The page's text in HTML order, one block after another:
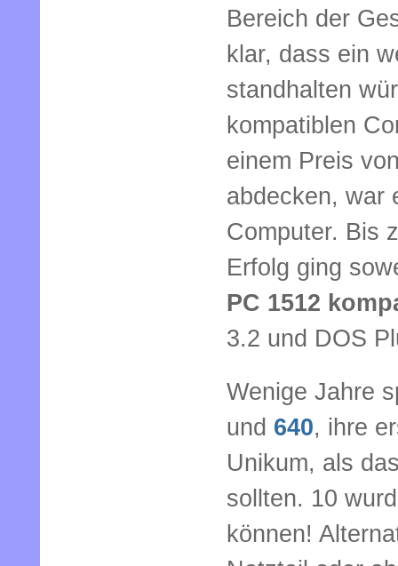
Bereich der
klar, dass ein
standhalten
kompatiblen
einem Preis
abdecken, war
Computer. Bis
Erfolg ging
PC 1512
3.2 und DOS
Wenige Jahre
und 640, ihre
Unikum, als
sollten. 10
können!